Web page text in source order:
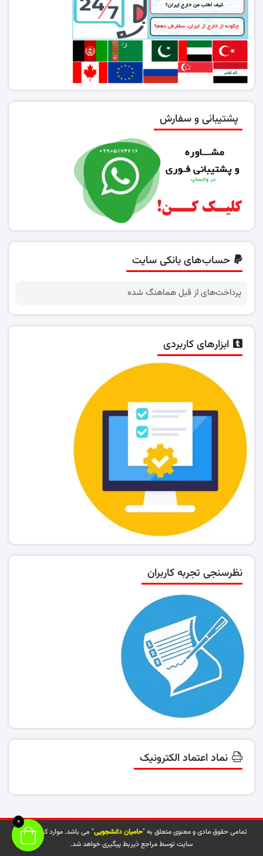
پشتیبانی و سفارش
حساب‌های بانکی سایت
پرداخت‌های از قبل هماهنگ شده
ابزارهای کاربردی
نظرسنجی تجربه کاربران
نماد اعتماد الکترونیک
تمامی حقوق مادی و معنوی متعلق به "حامیان دانشجویی" می باشد. موارد کپی شده از
سایت توسط مراجع ذیربط پیگیری خواهد شد.
0